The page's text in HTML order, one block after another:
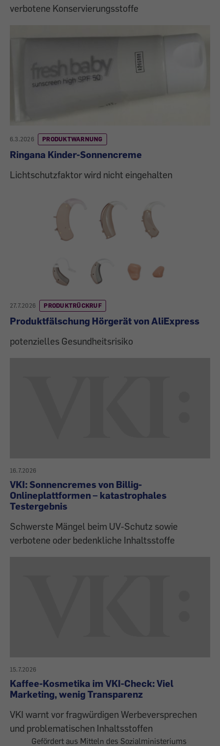
verbotene Konservierungsstoffe
6.3.2026 PRODUKTWARNUNG
Ringana Kinder-Sonnencreme
Lichtschutzfaktor wird nicht eingehalten
27.7.2026 PRODUKTRÜCKRUF
Produktfälschung Hörgerät von AliExpress
potenzielles Gesundheitsrisiko
16.7.2026
VKI: Sonnencremes von Billig-
Onlineplattformen – katastrophales
Testergebnis
Schwerste Mängel beim UV-Schutz sowie
verbotene oder bedenkliche Inhaltsstoffe
15.7.2026
Kaffee-Kosmetika im VKI-Check: Viel
Marketing, wenig Transparenz
VKI warnt vor fragwürdigen Werbeversprechen
und problematischen Inhaltsstoffen
Gefördert aus Mitteln des Sozialministeriums